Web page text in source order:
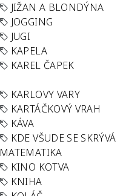
JIŽAN A BLONDÝNA
JOGGING
JUGI
KAPELA
KAREL ČAPEK
KARLOVY VARY
KARTÁČKOVÝ VRAH
KÁVA
KDE VŠUDE SE SKRÝVÁ
MATEMATIKA
KINO KOTVA
KNIHA